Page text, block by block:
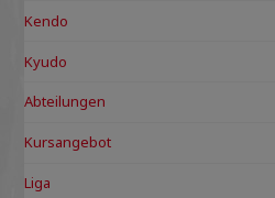
Kendo
Kyudo
Abteilungen
Kursangebot
Liga